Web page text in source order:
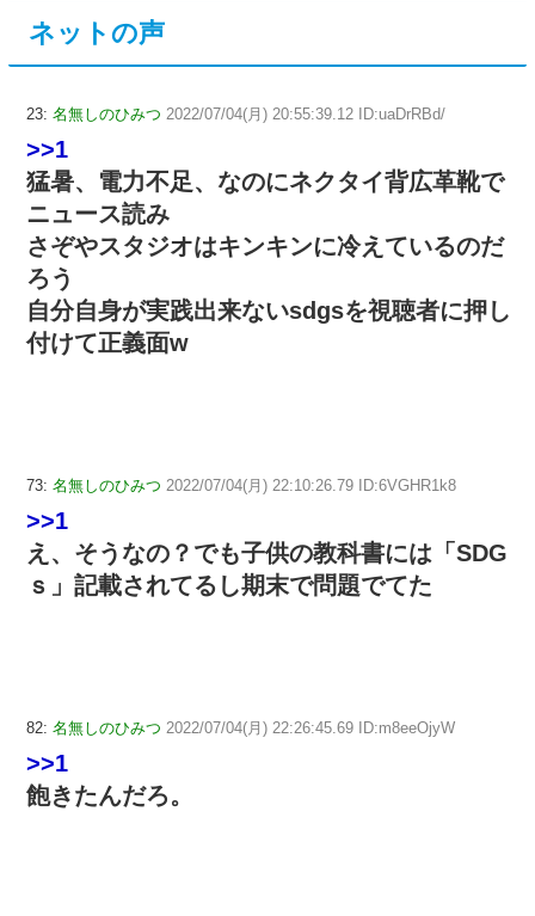
ネットの声
23: 名無しのひみつ 2022/07/04(月) 20:55:39.12 ID:uaDrRBd/
>>1
猛暑、電力不足、なのにネクタイ背広革靴で
ニュース読み
さぞやスタジオはキンキンに冷えているのだ
ろう
自分自身が実践出来ないsdgsを視聴者に押し
付けて正義面w
73: 名無しのひみつ 2022/07/04(月) 22:10:26.79 ID:6VGHR1k8
>>1
え、そうなの？でも子供の教科書には「SDG
ｓ」記載されてるし期末で問題でてた
82: 名無しのひみつ 2022/07/04(月) 22:26:45.69 ID:m8eeOjyW
>>1
飽きたんだろ。